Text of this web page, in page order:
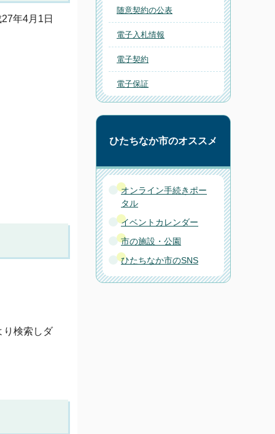
年4月1日
り検索しダ
随意契約の公表
電子入札情報
電子契約
電子保証
ひたちなか市のオススメ
オンライン手続きポー
タル
イベントカレンダー
市の施設・公園
ひたちなか市のSNS